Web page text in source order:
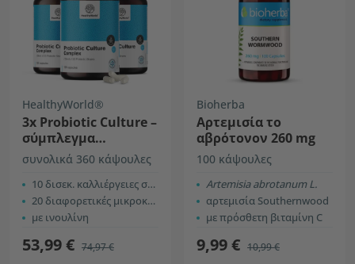
HealthyWorld®
3x Probiotic Culture –
σύμπλεγμα
προβιοτικών
συνολικά 360 κάψουλες
10 δισεκ. καλλιέργειες σε κάθε κάψουλα
20 διαφορετικές μικροκαλλιέργειες
με ινουλίνη
53,99 € 74,97 €
Bioherba
Αρτεμισία το
αβρότονον 260 mg
100 κάψουλες
Artemisia abrotanum L.
αρτεμισία Southernwood
με πρόσθετη βιταμίνη C
9,99 € 10,99 €